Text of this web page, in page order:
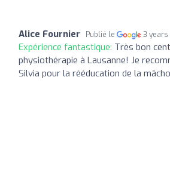
Alice Fournier Publié le 3 years
Expérience fantastique: Très bon
physiothérapie à Lausanne! Je
Silvia pour la rééducation de la